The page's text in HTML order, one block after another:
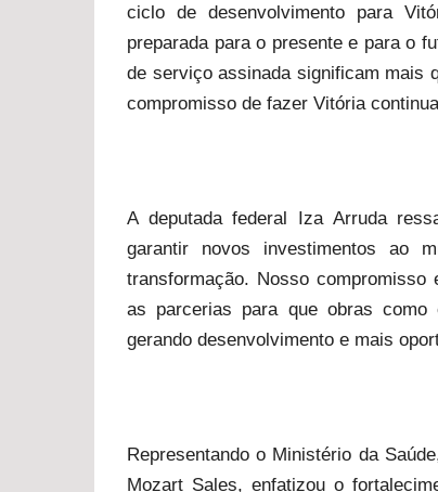
ciclo de desenvolvimento para
preparada para o presente e para o
de serviço assinada significam mais
compromisso de fazer Vitória
A deputada federal Iza Arruda
garantir novos investimentos ao
transformação. Nosso
as parcerias para que obras
gerando desenvolvimento e mais
Representando o Ministério da
Mozart Sales, enfatizou o